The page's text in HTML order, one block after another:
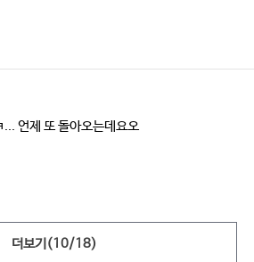
언제 또 돌아오는데요오
더보기(10/18)